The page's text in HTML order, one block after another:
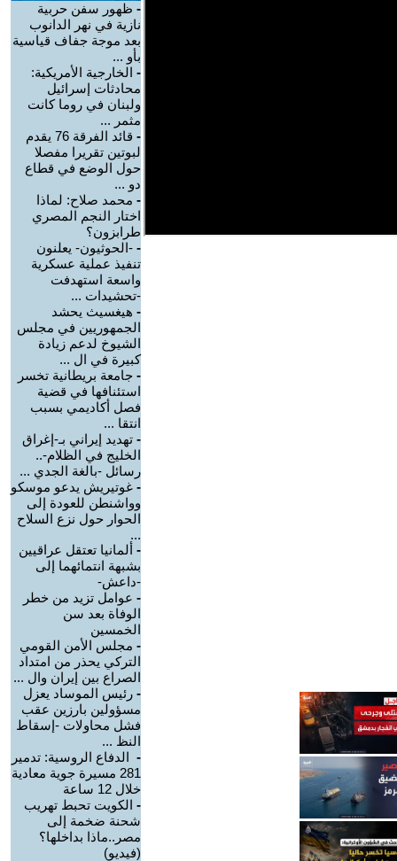
- ظهور سفن حربية
نازية في نهر الدانوب
بعد موجة جفاف قياسية
بأو ...
- الخارجية الأمريكية:
محادثات إسرائيل
ولبنان في روما كانت
مثمر ...
-
قائد الفرقة 76 يقدم
لبوتين تقريرا مفصلا
حول الوضع في قطاع
دو ...
- محمد صلاح: لماذا
اختار النجم المصري
طرابزون؟
- -الحوثيون- يعلنون
تنفيذ عملية عسكرية
واسعة استهدفت
-تحشيدات ...
- هيغسيث يحشد
الجمهوريين في مجلس
الشيوخ لدعم زيادة
كبيرة في ال ...
- جامعة بريطانية تخسر
استئنافها في قضية
فصل أكاديمي بسبب
انتقا ...
- تهديد إيراني بـ-إغراق
الخليج في الظلام-..
رسائل -بالغة الجدي ...
- غوتيريش يدعو موسكو
وواشنطن للعودة إلى
الحوار حول نزع السلاح
...
- ألمانيا تعتقل عراقيين
بشبهة انتمائهما إلى
-داعش-
- عوامل تزيد من خطر
الوفاة بعد سن
الخمسين
- مجلس الأمن القومي
التركي يحذر من امتداد
الصراع بين إيران وال ...
- رئيس الموساد يعزل
مسؤولين بارزين عقب
فشل محاولات -إسقاط
النظ ...
- الدفاع الروسية: تدمير
281 مسيرة جوية معادية
خلال 12 ساعة
- الكويت تحبط تهريب
شحنة ضخمة إلى
مصر..ماذا بداخلها؟
(فيديو)